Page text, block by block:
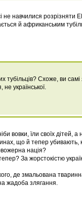
не навчилися
й африканським
тубільців? Схоже, ви
не української.
вовки, їли своїх дітей,
що й тепер убивають,
нація?
За жорстокістю
де змальована
жадоба злягання.